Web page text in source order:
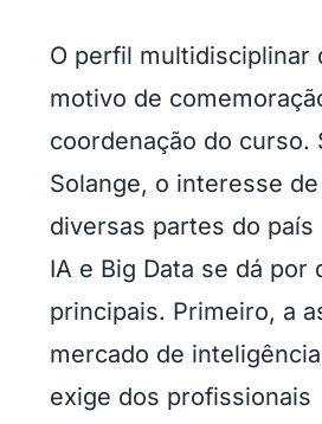
O perfil multidisciplinar
motivo de
coordenação do curso.
Solange, o interesse
diversas partes do país
IA e Big Data se dá por
principais. Primeiro, a
mercado de
exige dos profissionais